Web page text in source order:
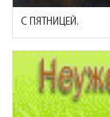
С ПЯТНИЦЕЙ.